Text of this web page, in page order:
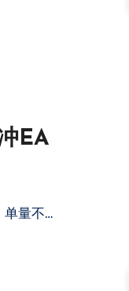
EA
单量不…